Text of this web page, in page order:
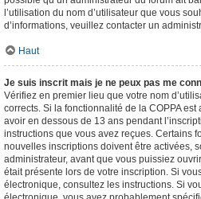
l’utilisation du nom d’utilisateur que vous
d’informations, veuillez contacter un
Haut
Je suis inscrit mais je ne peux pas me
Vérifiez en premier lieu que votre nom
corrects. Si la fonctionnalité de la COPPA
avoir en dessous de 13 ans pendant
instructions que vous avez reçues. Certains
nouvelles inscriptions doivent être activées,
administrateur, avant que vous puissiez
était présente lors de votre inscription. Si
électronique, consultez les instructions. Si